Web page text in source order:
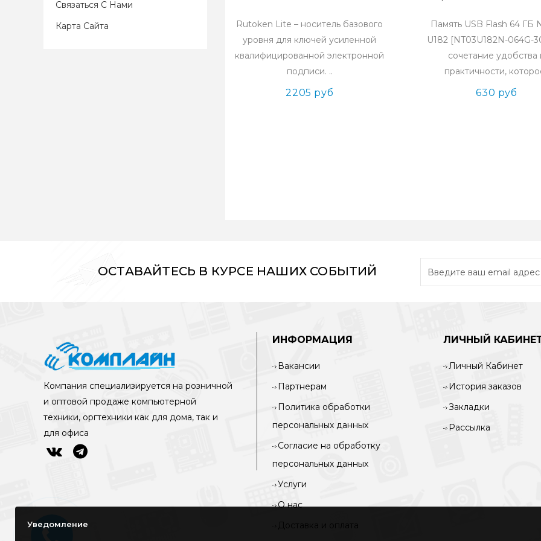
Связаться С Нами
Карта Сайта
Rutoken Lite – носитель базового
уровня для ключей усиленной
квалифицированной электронной
подписи. ..
2205 руб
Память USB Flash 64 ГБ
U182 [NT03U182N-064G-
сочетание удобства
практичности,
630 руб
ОСТАВАЙТЕСЬ В КУРСЕ НАШИХ СОБЫТИЙ
Компания специализируется на розничной
и оптовой продаже компьютерной
техники, оргтехники как для дома, так и
для офиса
ИНФОРМАЦИЯ
Вакансии
Партнерам
Политика обработки
персональных данных
Согласие на обработку
персональных данных
Услуги
О нас
Доставка и оплата
ЛИЧНЫЙ
Личный Кабинет
История заказов
Закладки
Рассылка
Уведомление